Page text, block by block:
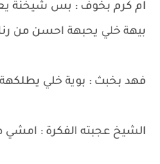
ام كرم بخوف : بس شيخنة
بيهة خلي يحبهة احسن من
فهد بخبث : بوية خلي
الشيخ عجبته الفكرة :